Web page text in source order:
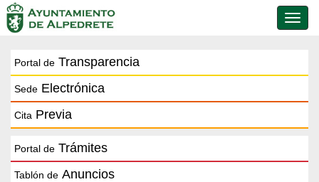
de
Portal de Transparencia
Sede Electrónica
Cita Previa
Portal de Trámites
Tablón de Anuncios